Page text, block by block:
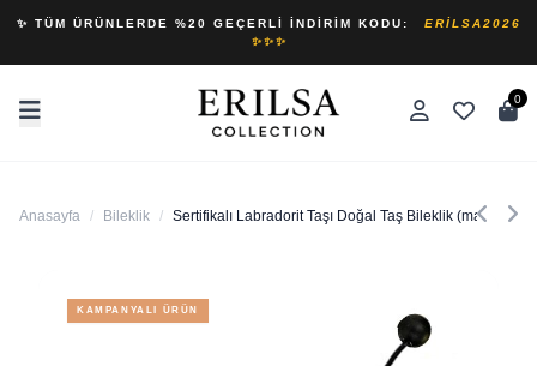
✨ TÜM ÜRÜNLERDE %20 GEÇERLI İNDIRIM KODU:
ERILSA2026
✨✨✨
0
Anasayfa / Bileklik / Sertifikalı Labradorit Taşı Doğal Taş Bileklik
KAMPANYALI ÜRÜN